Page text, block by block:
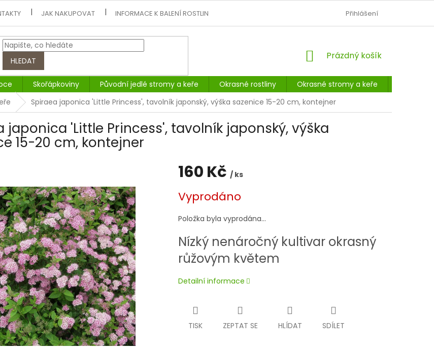
JAK NAKUPOVAT INFORMACE K BALENÍ ROSTLIN PODMÍNKY OCHRANY OSOBNÍCH
Přihlášení
HLEDAT
NÁKUPNÍ
Prázdný košík
Skořápkoviny Původní jedlé stromy a keře Okrasné rostliny Okrasné stromy a keře
Spiraea japonica 'Little Princess', tavolník japonský, výška sazenice 15-20 cm, kontejner
japonica 'Little Princess', tavolník japonský, výška
15-20 cm, kontejner
160 Kč / ks
cena:
Vyprodáno
Položka byla vyprodána…
Nízký nenáročný kultivar okrasný
růžovým květem
Detailní informace
TISK ZEPTAT SE HLÍDAT SDÍLET